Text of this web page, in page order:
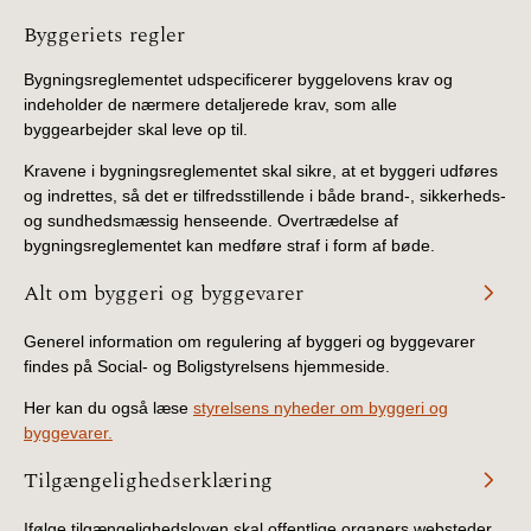
BR18 (1/1 - 30/6
2022)
2021)
BR18 (1/1-29/6
2021)
2020)
BR18 (10/3-30/6
2020)
BR18 (1/1-9/3 2020)
Information
Byggeriets regler
Bygningsreglementet udspecificerer byggelovens krav og
indeholder de nærmere detaljerede krav, som alle
byggearbejder skal leve op til.
Kravene i bygningsreglementet skal sikre, at et byggeri udføres
og indrettes, så det er tilfredsstillende i både brand-, sikkerheds-
og sundhedsmæssig henseende. Overtrædelse af
bygningsreglementet kan medføre straf i form af bøde.
Alt om byggeri og byggevarer
Generel information om regulering af byggeri og byggevarer
findes på Social- og Boligstyrelsens hjemmeside.
Her kan du også læse styrelsens nyheder om byggeri og
byggevarer.
Tilgængelighedserklæring